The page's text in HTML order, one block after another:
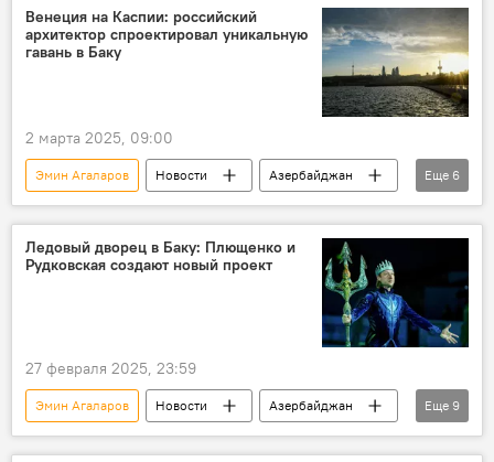
Вагиф Мустафазаде
Венеция на Каспии: российский
архитектор спроектировал уникальную
гавань в Баку
2 марта 2025, 09:00
Эмин Агаларов Новости
Азербайджан
Баку
Россия
Архитектура
Венеция
Sea Breeze Культура
Еще 6
Ледовый дворец в Баку: Плющенко и
Рудковская создают новый проект
27 февраля 2025, 23:59
Эмин Агаларов Новости
Азербайджан
Россия
Недвижимость
Еще 9